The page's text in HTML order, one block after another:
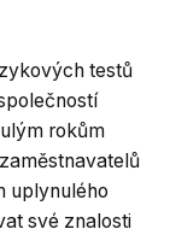
testů
rokům
uplynulého
své znalosti